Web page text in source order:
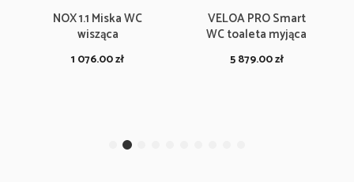
NOX 1.1 Miska WC
wisząca
1 076.00zł
VELOA PRO Smart
WC toaleta myjąca
5 879.00zł